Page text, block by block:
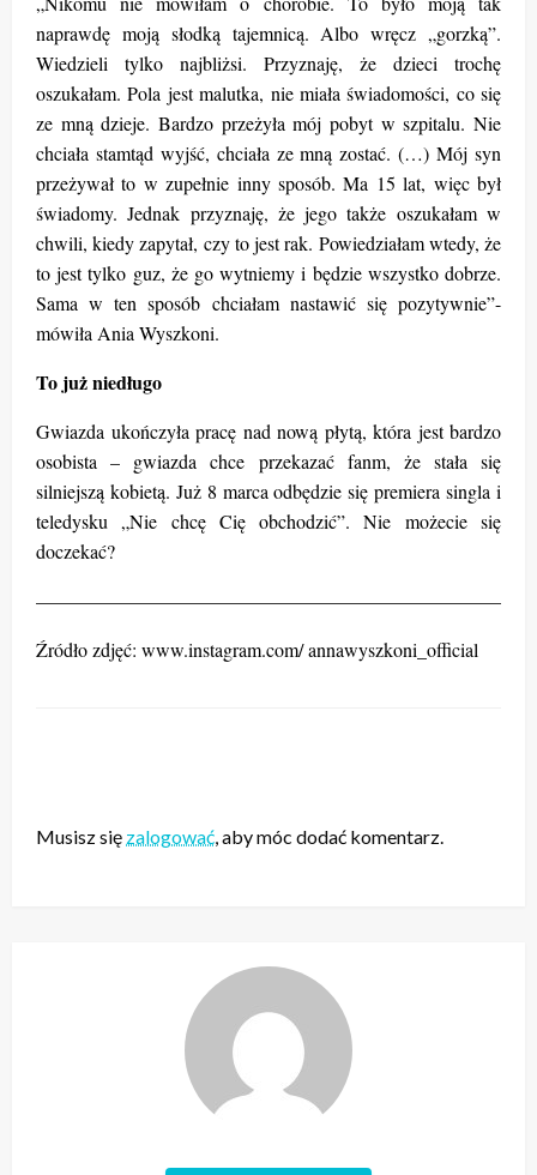
naprawdę moją słodką tajemnicą. Albo wręcz „gorzką”.
Wiedzieli tylko najbliżsi. Przyznaję, że dzieci trochę
oszukałam. Pola jest malutka, nie miała świadomości, co się
ze mną dzieje. Bardzo przeżyła mój pobyt w szpitalu. Nie
chciała stamtąd wyjść, chciała ze mną zostać. (…) Mój syn
przeżywał to w zupełnie inny sposób. Ma 15 lat, więc był
świadomy. Jednak przyznaję, że jego także oszukałam w
chwili, kiedy zapytał, czy to jest rak. Powiedziałam wtedy, że
to jest tylko guz, że go wytniemy i będzie wszystko dobrze.
Sama w ten sposób chciałam nastawić się pozytywnie”-
mówiła Ania Wyszkoni.
To już niedługo
Gwiazda ukończyła pracę nad nową płytą, która jest bardzo
osobista – gwiazda chce przekazać fanm, że stała się
silniejszą kobietą. Już 8 marca odbędzie się premiera singla i
teledysku „Nie chcę Cię obchodzić”. Nie możecie się
doczekać?
Źródło zdjęć: www.instagram.com/ annawyszkoni_official
Musisz się zalogować, aby móc dodać komentarz.